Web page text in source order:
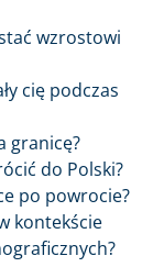
wzrostowi
cię podczas
granicę?
do Polski?
po powrocie?
kontekście